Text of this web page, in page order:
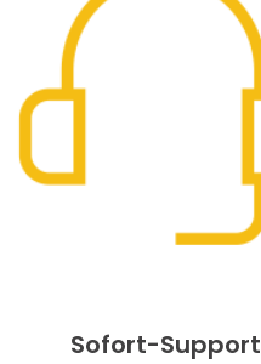
Sofort-Support